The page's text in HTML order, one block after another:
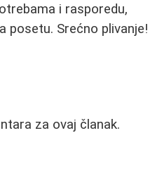
i rasporedu,
posetu. Srećno plivanje!
za ovaj članak.